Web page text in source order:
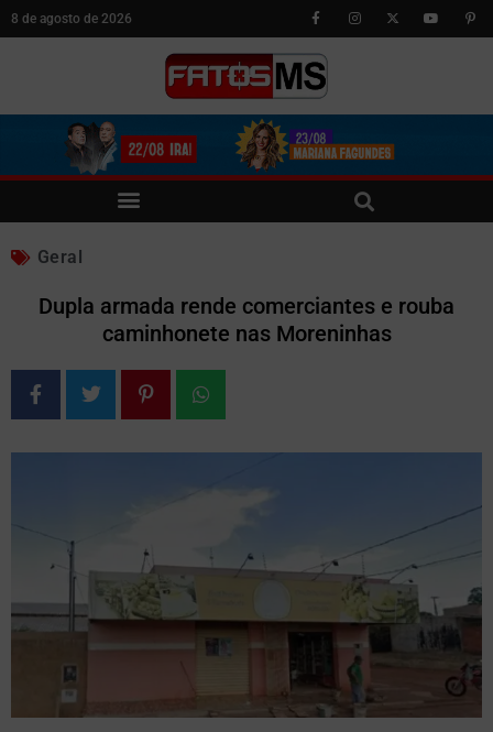
8 de agosto de 2026
Geral
Dupla armada rende comerciantes e rouba
caminhonete nas Moreninhas